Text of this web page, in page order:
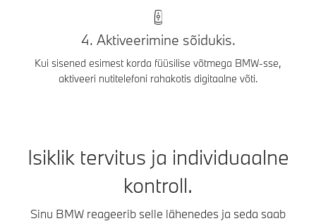
4. Aktiveerimine sõidukis.
Kui sisened esimest korda füüsilise võtmega BMW-sse,
aktiveeri nutitelefoni rahakotis digitaalne võti.
Isiklik tervitus ja individuaalne
kontroll.
Sinu BMW reageerib selle lähenedes ja seda saab